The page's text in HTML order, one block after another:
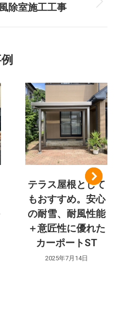
ロ
ェ
ト:
次
ジ
ェ
除室施工工事
テラス屋根として
もおすすめ。安心
の耐雪、耐風性能
＋意匠性に優れた
カーポートST
2025年7月14日